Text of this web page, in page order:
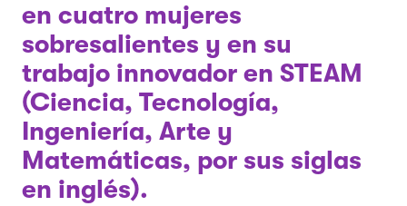
en cuatro mujeres
sobresalientes y en su
trabajo innovador en STEAM
(Ciencia, Tecnología,
Ingeniería, Arte y
Matemáticas, por sus siglas
en inglés).